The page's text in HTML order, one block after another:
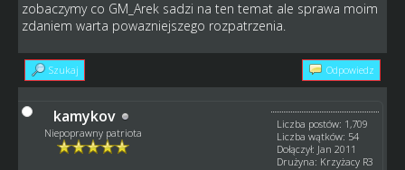
zobaczymy co GM_Arek sadzi na ten temat ale sprawa moim
zdaniem warta powazniejszego rozpatrzenia.
Szukaj Odpowiedz
kamykov
Niepoprawny patriota
Liczba postów: 1,709
Liczba wątków: 54
Dołączył: Jan 2011
Drużyna: Krzyżacy R3